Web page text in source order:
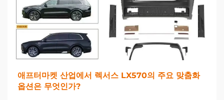
애프터마켓 산업에서 렉서스 LX570의 주요 맞춤화
옵션은 무엇인가?